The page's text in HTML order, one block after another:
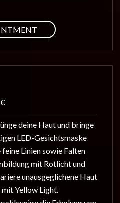
deine Haut und bringe
LED-Gesichtsmaske
feine Linien sowie Falten
mit Rotlicht und
unausgeglichene Haut
mit Yellow Light.